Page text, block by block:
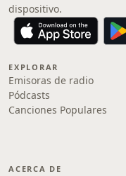
dispositivo.
EXPLORAR
Emisoras de radio
Pódcasts
Canciones Populares
ACERCA DE